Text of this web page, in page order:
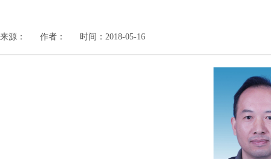
来源： 作者： 时间：2018-05-16